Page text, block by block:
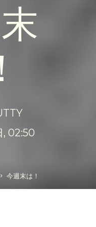
, 02:50
今週末は！